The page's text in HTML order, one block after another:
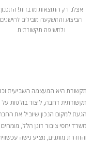
אצלנו רק התוצאות מדברות! התכנון,
הביצוע וההשקעה מובילים להישגים
ולחשיפה תקשורתית
תקשורת היא המעצמה השביעית
תקשורתית רחבה, ליצור בולטות
הגעת למקום הנכון שיוביל את
משרד יחסי ציבור רונן הלל, מומחים
והחדרת מותגים, מציע גישה